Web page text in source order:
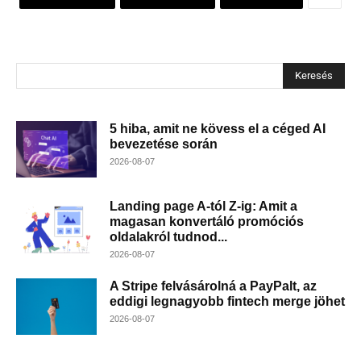
Keresés
5 hiba, amit ne kövess el a céged AI
bevezetése során
2026-08-07
Landing page A-tól Z-ig: Amit a
magasan konvertáló promóciós
oldalakról tudnod...
2026-08-07
A Stripe felvásárolná a PayPalt, az
eddigi legnagyobb fintech merge jöhet
2026-08-07